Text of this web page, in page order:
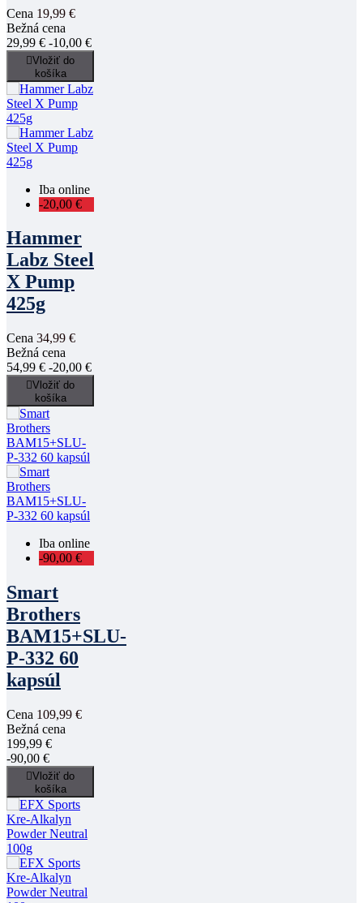
Cena 19,99 €
Bežná cena
29,99 € -10,00 €
Vložiť do
košíka
Iba online
-20,00 €
Hammer
Labz Steel
X Pump
425g
Cena 34,99 €
Bežná cena
54,99 € -20,00 €
Vložiť do
košíka
Iba online
-90,00 €
Smart
Brothers
BAM15+SLU-
P-332 60
kapsúl
Cena 109,99 €
Bežná cena
199,99 €
-90,00 €
Vložiť do
košíka